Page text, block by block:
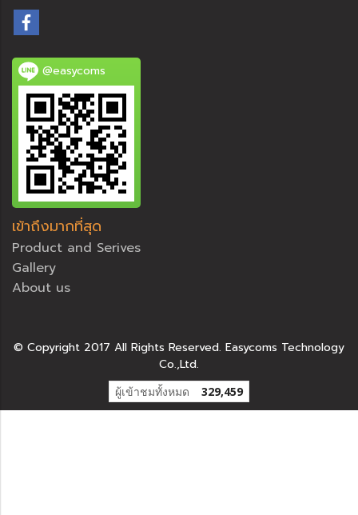
@easycoms
เข้าถึงมากที่สุด
Product and Serives
Gallery
About us
© Copyright 2017 All Rights Reserved. Easycoms Technology
Co.,Ltd.
ผู้เข้าชมทั้งหมด 329,459